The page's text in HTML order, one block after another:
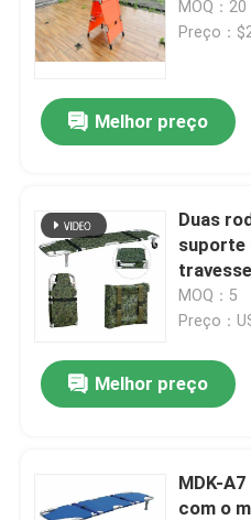
Camas elétricas do exame
Tabela de
Trole paciente de
Trole do equipamento
Maca móvel da
Mobília médica do
MOQ：
Preço：
Melhor preço
Duas
suporte
MOQ：5
Preço：
Melhor preço
MDK-
com o